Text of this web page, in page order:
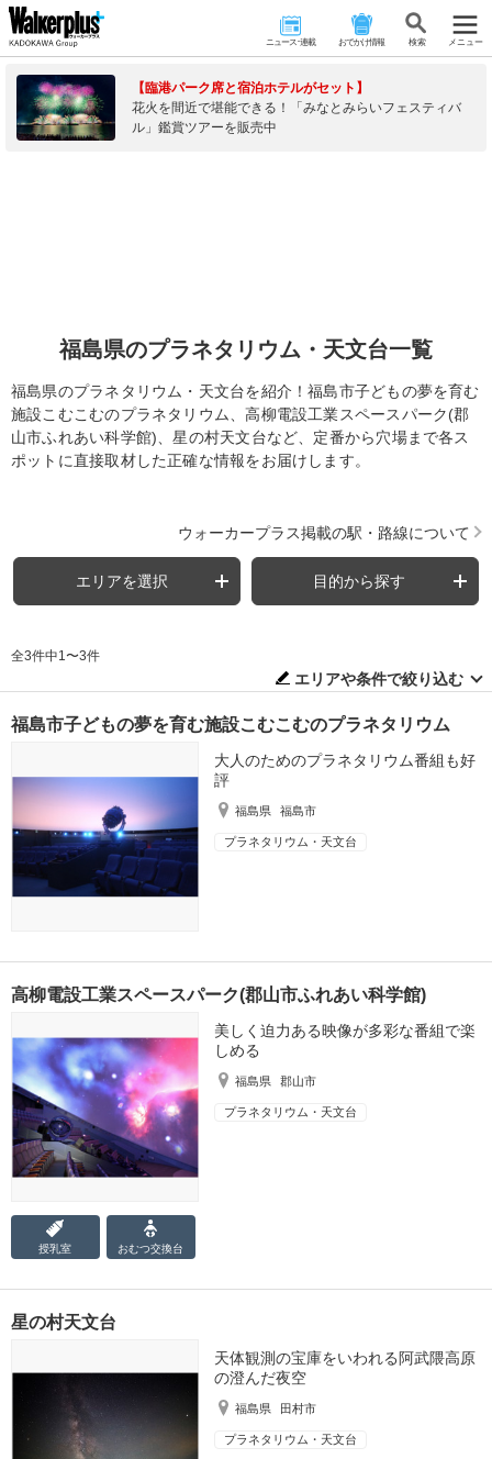
ニュース･連載 おでかけ情報 検 索 メニュー
【臨港パーク席と宿泊ホテルがセット】
花火を間近で堪能できる！「みなとみらいフェスティバ
ル」鑑賞ツアーを販売中
福島県のプラネタリウム・天文台一覧
福島県のプラネタリウム・天文台を紹介！福島市子どもの夢を育む
施設こむこむのプラネタリウム、高柳電設工業スペースパーク(郡
山市ふれあい科学館)、星の村天文台など、定番から穴場まで各ス
ポットに直接取材した正確な情報をお届けします。
ウォーカープラス掲載の駅・路線について
エリアを選択 目的から探す
全3件中1〜3件
エリアや条件で絞り込む
福島市子どもの夢を育む施設こむこむのプラネタリウム
大人のためのプラネタリウム番組も好
評
福島県 福島市
プラネタリウム・天文台
高柳電設工業スペースパーク(郡山市ふれあい科学館)
美しく迫力ある映像が多彩な番組で楽
しめる
福島県 郡山市
プラネタリウム・天文台
授乳室 おむつ交換台
星の村天文台
天体観測の宝庫をいわれる阿武隈高原
の澄んだ夜空
福島県 田村市
プラネタリウム・天文台